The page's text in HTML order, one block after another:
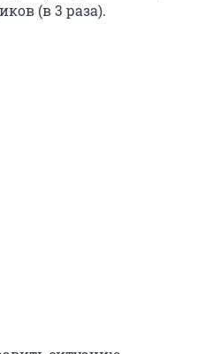
(в 3 раза).